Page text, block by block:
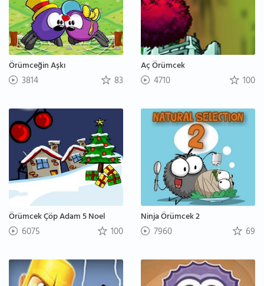
Örümceğin Aşkı
3814 83
Aç Örümcek
4710 100
Örümcek Çöp Adam 5 Noel
6075 100
Ninja Örümcek 2
7960 69